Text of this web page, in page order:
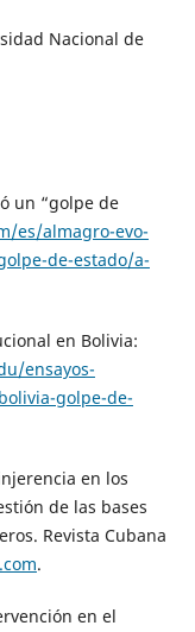
Nacional de
un “golpe de
es/almagro-evo-
de-estado/a-
en Bolivia:
ensayos-
golpe-de-
en los
de las bases
Revista Cubana
.
en el